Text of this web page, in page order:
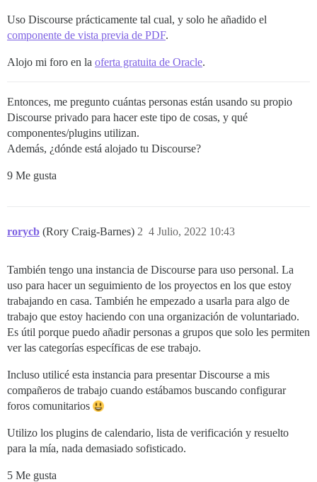
Uso Discourse prácticamente tal cual, y solo he añadido el
componente de vista previa de PDF.
Alojo mi foro en la oferta gratuita de Oracle.
Entonces, me pregunto cuántas personas están usando su propio
Discourse privado para hacer este tipo de cosas, y qué
componentes/plugins utilizan.
Además, ¿dónde está alojado tu Discourse?
9 Me gusta
rorycb (Rory Craig-Barnes) 4 Julio, 2022 10:43
2
También tengo una instancia de Discourse para uso personal. La
uso para hacer un seguimiento de los proyectos en los que estoy
trabajando en casa. También he empezado a usarla para algo de
trabajo que estoy haciendo con una organización de voluntariado.
Es útil porque puedo añadir personas a grupos que solo les permiten
ver las categorías específicas de ese trabajo.
Incluso utilicé esta instancia para presentar Discourse a mis
compañeros de trabajo cuando estábamos buscando configurar
foros comunitarios
Utilizo los plugins de calendario, lista de verificación y resuelto
para la mía, nada demasiado sofisticado.
5 Me gusta